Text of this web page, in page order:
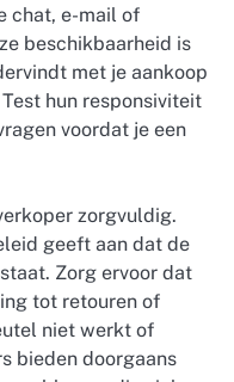
chat, e-mail of
beschikbaarheid is
met je aankoop
hun responsiviteit
voordat je een
zorgvuldig.
geeft aan dat de
Zorg ervoor dat
tot retouren of
niet werkt of
bieden doorgaans